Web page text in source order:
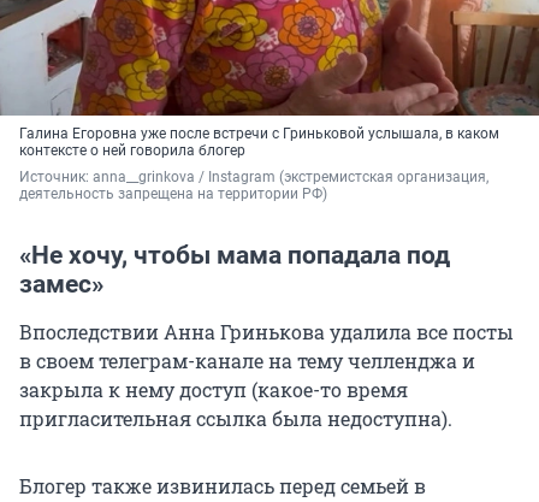
Галина Егоровна уже после встречи с Гриньковой услышала, в каком
контексте о ней говорила блогер
Источник: anna__grinkova / Instagram (экстремистская организация,
деятельность запрещена на территории РФ)
«Не хочу, чтобы мама попадала под
замес»
Впоследствии Анна Гринькова удалила все посты
в своем телеграм-канале на тему челленджа и
закрыла к нему доступ (какое-то время
пригласительная ссылка была недоступна).
Блогер также извинилась перед семьей в